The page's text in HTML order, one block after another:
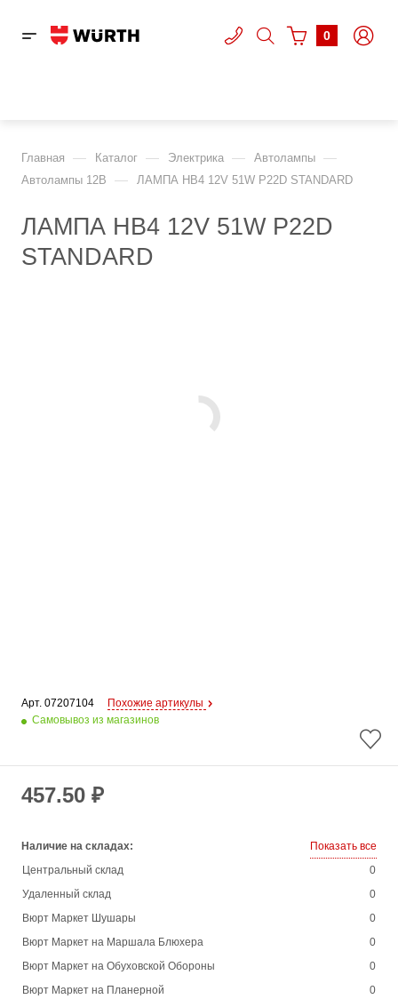
0
Главная — Каталог — Электрика — Автолампы —
Автолампы 12В — ЛАМПА HB4 12V 51W P22D STANDARD
ЛАМПА HB4 12V 51W P22D
STANDARD
Арт. 07207104
Похожие артикулы
Самовывоз из магазинов
457.50 ₽
Наличие на складах:
Показать все
Центральный склад
0
Удаленный склад
0
Вюрт Маркет Шушары
0
Вюрт Маркет на Маршала Блюхера
0
Вюрт Маркет на Обуховской Обороны
0
Вюрт Маркет на Планерной
0